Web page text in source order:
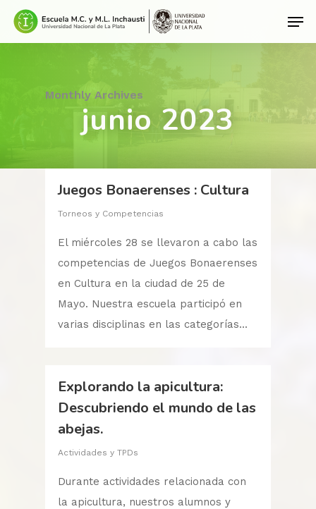
Hit enter to search or ESC to close
Monthly Archives
junio 2023
Juegos Bonaerenses : Cultura
Torneos y Competencias
El miércoles 28 se llevaron a cabo las
competencias de Juegos Bonaerenses
en Cultura en la ciudad de 25 de
Mayo. Nuestra escuela participó en
varias disciplinas en las categorías...
Explorando la apicultura:
Descubriendo el mundo de las
abejas.
Actividades y TPDs
Durante actividades relacionada con
la apicultura, nuestros alumnos y